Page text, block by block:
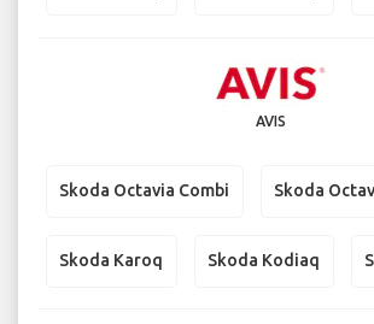
AVIS
Skoda Octavia Combi Skoda
Skoda Karoq Skoda Kodiaq